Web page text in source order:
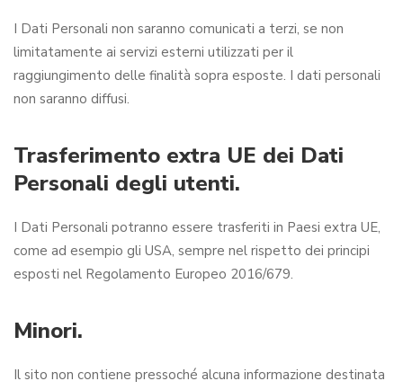
I Dati Personali non saranno comunicati a terzi, se non
limitatamente ai servizi esterni utilizzati per il
raggiungimento delle finalità sopra esposte. I dati personali
non saranno diffusi.
Trasferimento extra UE dei Dati
Personali degli utenti.
I Dati Personali potranno essere trasferiti in Paesi extra UE,
come ad esempio gli USA, sempre nel rispetto dei principi
esposti nel Regolamento Europeo 2016/679.
Minori.
Il sito non contiene pressoché alcuna informazione destinata